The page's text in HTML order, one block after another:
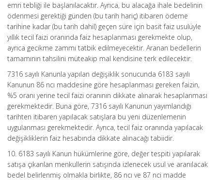
emri tebliği ile başlanılacaktır. Ayrıca, bu alacağa ihale bedelinin
ödenmesi gerektiği günden (bu tarih hariç) itibaren ödeme
tarihine kadar (bu tarih dahil) geçen süre için basit faiz usulüyle
yıllık tecil faizi oranında faiz hesaplanması gerekmekte olup,
ayrıca gecikme zammı tatbik edilmeyecektir. Aranan bedellerin
tamamının tahsilini müteakip mal kendisine terk edilecektir.
7316 sayılı Kanunla yapılan değişiklik sonucunda 6183 sayılı
Kanunun 86 ncı maddesine göre hesaplanması gereken faizin,
%5 oranı yerine tecil faizi oranının dikkate alınarak hesaplanması
gerekmektedir. Buna göre, 7316 sayılı Kanunun yayımlandığı
tarihten itibaren yapılacak satışlara bu yeni düzenlemenin
uygulanması gerekmektedir. Ayrıca, tecil faiz oranında yapılacak
değişikliklerin faiz hesabında dikkate alınacağı tabiidir.
10. 6183 sayılı Kanun hükümlerine göre, değer tespiti yapılarak
satışa çıkarılan menkullerin satışında izlenecek usul ve aranılacak
bedel belirlenmiş olmakla birlikte, 86 ncı ve 87 nci madde